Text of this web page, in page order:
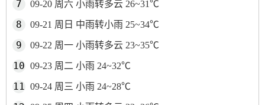
09-20 周六 小雨转多云 26~31℃
09-21 周日 中雨转小雨 25~34℃
09-22 周一 小雨转多云 23~35℃
09-23 周二 小雨 24~32℃
09-24 周三 小雨 24~28℃